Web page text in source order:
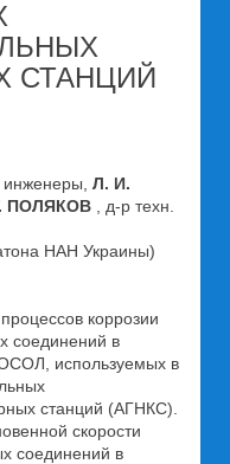
СТАНЦИЙ
, инженеры, Л. И.
ПОЛЯКОВ
, д-р техн.
НАН Украины)
коррозии
соединений в
используемых в
станций (АГНКС).
скорости
соединений в